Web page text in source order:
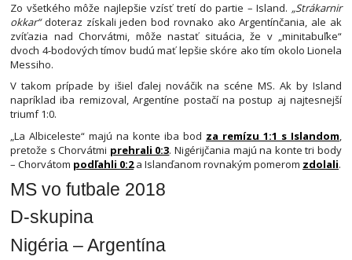
Zo všetkého môže najlepšie vzísť tretí do partie – Island. „Strákarnir
okkar“doteraz získali jeden bod rovnako ako Argentínčania, ale ak
zvíťazia nad Chorvátmi, môže nastať situácia, že v „minitabuľke“
dvoch 4-bodových tímov budú mať lepšie skóre ako tím okolo Lionela
Messiho.
V takom prípade by išiel ďalej nováčik na scéne MS. Ak by Island
napríklad iba remizoval, Argentíne postačí na postup aj najtesnejší
triumf 1:0.
„La Albiceleste“ majú na konte iba bod za remízu 1:1 s Islandom,
pretože s Chorvátmi prehrali 0:3. Nigérijčania majú na konte tri body
– Chorvátom podľahli 0:2a Islanďanom rovnakým pomerom zdolali.
MS vo futbale 2018
D-skupina
Nigéria – Argentína